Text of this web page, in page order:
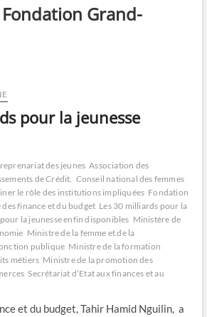
Fondation Grand-
pour la jeunesse
des jeunes Association des
de Crédit. Conseil national des femmes
le rôle des institutions impliquées Fondation
des finance et du budget Les 30 milliards pour la
la jeunesse enfin disponibles Ministère de
Ministre de la femme et de la
publique Ministre de la formation
métiers Ministre de la promotion des
Secrétariat d’Etat aux finances et au
et du budget, Tahir Hamid Nguilin, a